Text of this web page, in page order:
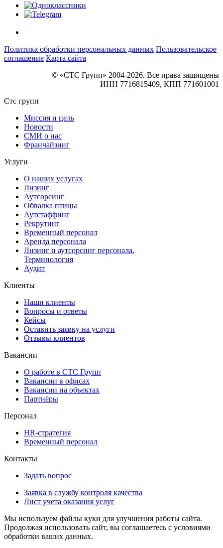
Политика обработки персональных данных Пользовательское
соглашение Карта сайта
© «СТС Групп» 2004-2026. Все права защищены
ИНН 7716815409, КПП 771601001
Стс групп
Миссия и цель
Новости
СМИ о нас
Франчайзинг
Услуги
О наших услугах
Лизинг
Аутсорсинг
Обвалка птицы
Аутстаффинг
Рекрутинг
Временный персонал
Аренда персонала
Лизинг и аутсорсинг персонала.
Терминология
Аудит
Клиенты
Наши клиенты
Вопросы и ответы
Кейсы
Оставить заявку на услуги
Отзывы клиентов
Вакансии
О работе в СТС Групп
Вакансии в офисах
Вакансии на объектах
Партнёры
Персонал
HR-стратегия
Временный персонал
Контакты
Задать вопрос
Заявка в службу контроля качества
Лист учета оказания услуг
Мы используем файлы куки для улучшения работы сайта.
Продолжая использовать сайт, вы соглашаетесь с условиями
обработки ваших данных.